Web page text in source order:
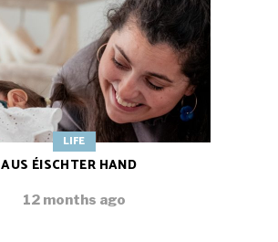
LIFE
AUS ÉISCHTER HAND
12 months ago